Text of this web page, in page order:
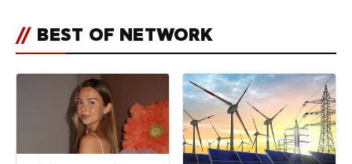
// BEST OF NETWORK